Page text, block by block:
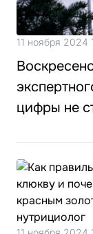
11 ноября 2024
цифры не